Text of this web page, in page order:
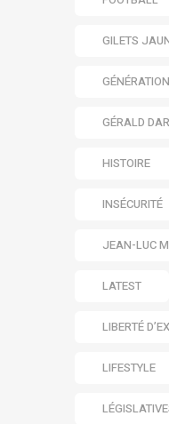
GILETS
GÉRALD
HISTOIRE
INSÉCURITÉ
JEAN-LUC
LATEST
LIBERTÉ
LIFESTYLE